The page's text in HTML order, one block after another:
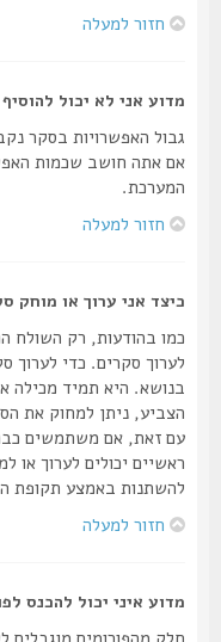
חזור למעלה
מדוע אני לא יכול להוסיף
גבול האפשרויות בסקר נקבע
אם אתה חושב שכמות
המערכת.
חזור למעלה
כיצד אני ערוך או מוחק סקר?
כמו בהודעות, רק השולח
לערוך סקרים. כדי לערוך
בנושא. היא תמיד מכילה את
הצביע, ניתן למחוק את הסקר
עם זאת, אם משתמשים כבר
ראשיים יכולים לערוך או
להשתנות באמצע תקופת הסקר.
חזור למעלה
מדוע איני יכול להכנס